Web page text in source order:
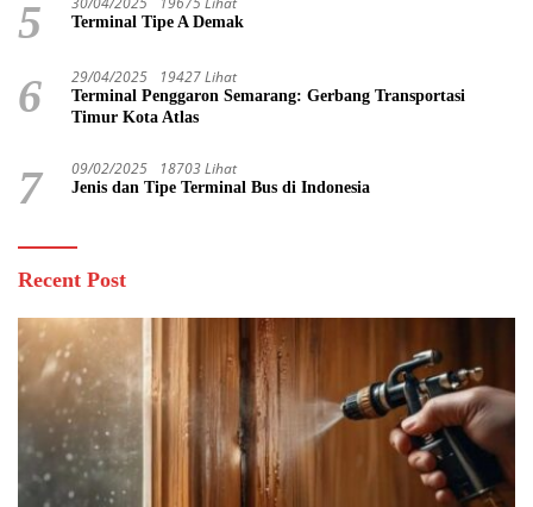
5 Terminal Tipe A Demak
6 29/04/2025 19427 Lihat
Terminal Penggaron Semarang: Gerbang Transportasi
Timur Kota Atlas
7 09/02/2025 18703 Lihat
Jenis dan Tipe Terminal Bus di Indonesia
Recent Post